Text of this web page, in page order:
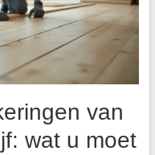
van
wat u moet